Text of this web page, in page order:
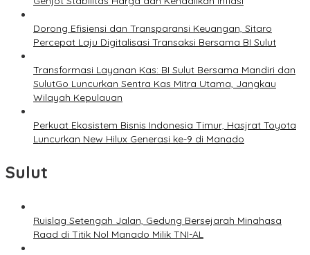
Dorong Efisiensi dan Transparansi Keuangan, Sitaro
Percepat Laju Digitalisasi Transaksi Bersama BI Sulut
Transformasi Layanan Kas: BI Sulut Bersama Mandiri dan
SulutGo Luncurkan Sentra Kas Mitra Utama, Jangkau
Wilayah Kepulauan
Perkuat Ekosistem Bisnis Indonesia Timur, Hasjrat Toyota
Luncurkan New Hilux Generasi ke-9 di Manado
Sulut
Ruislag Setengah Jalan, Gedung Bersejarah Minahasa
Raad di Titik Nol Manado Milik TNI-AL